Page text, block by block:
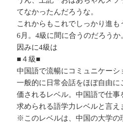
てなかったんだろうな。
これからもこれでしっかり進
6月。4級に間に合うのだろうか
因みに4級は
■４級■
中国語で流暢にコミュニケーシ
一般的に日常会話をほぼ自由
価されるレベル。中国語で仕事
求められる語学力レベルと言え
※このレベルは、中国の大学の